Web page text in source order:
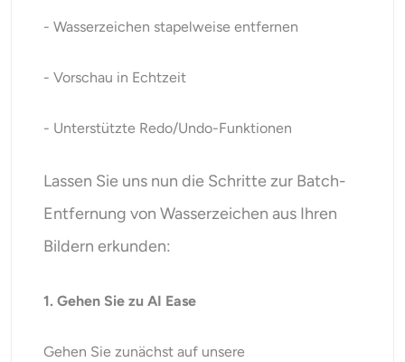
- Wasserzeichen stapelweise entfernen
- Vorschau in Echtzeit
- Unterstützte Redo/Undo-Funktionen
Lassen Sie uns nun die Schritte zur Batch-
Entfernung von Wasserzeichen aus Ihren
Bildern erkunden:
1. Gehen Sie zu AI Ease
Gehen Sie zunächst auf unsere